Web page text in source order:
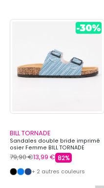
BILL TORNADE
Sandales double bride imprimé
osier Femme BILL TORNADE
79,90 €13,99 € 82%
+ 2 autres couleurs